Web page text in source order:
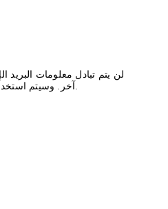
لن يتم تبادل معلومات
آخر. وسيتم استخدامها فقط لإرسال آخر الأخبار لدينا.